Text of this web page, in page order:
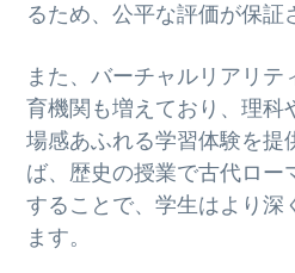
るため、公平な評価が保証
また、バーチャルリアリテ
育機関も増えており、理科
場感あふれる学習体験を提
ば、歴史の授業で古代ロー
することで、学生はより深
ます。